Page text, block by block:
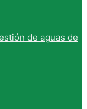
de aguas de